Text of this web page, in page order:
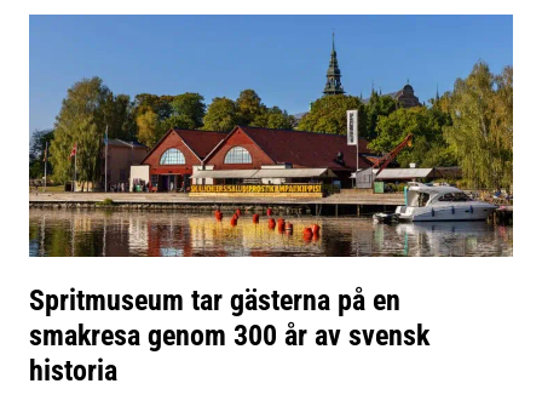
Spritmuseum tar gästerna på en
smakresa genom 300 år av svensk
historia